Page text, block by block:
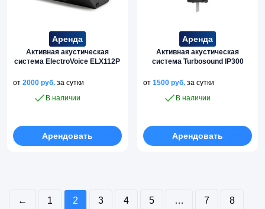
Аренда
Активная акустическая
система ElectroVoice ELX112P
от 2000 руб. за сутки
В наличии
Арендовать
Аренда
Активная акустическая
система Turbosound IP300
от1500руб. за сутки
В наличии
Арендовать
← 1 2 3 4 5 … 7 8